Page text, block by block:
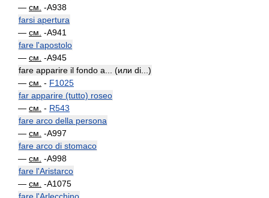
— см. -A938
farsi apertura
— см. -A941
fare l'apostolo
— см. -A945
fare apparire il fondo a... (или di...)
— см. - F1025
far apparire (tutto) roseo
— см. - R543
fare arco della persona
— см. -A997
fare arco di stomaco
— см. -A998
fare l'Aristarco
— см. -A1075